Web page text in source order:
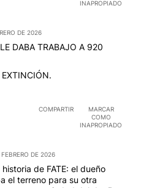
INAPROPIADO
DE 2026
DABA TRABAJO A 920
EXTINCIÓN.
COMPARTIR
MARCAR
COMO
INAPROPIADO
DE 2026
de FATE: el dueño
el terreno para su otra